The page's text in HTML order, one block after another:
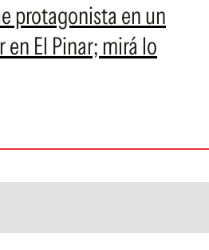
protagonista en un
en El Pinar; mirá lo